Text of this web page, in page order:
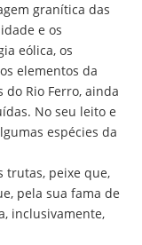
granítica das
e os
eólica, os
elementos da
Rio Ferro, ainda
No seu leito e
espécies da
trutas, peixe que,
pela sua fama de
inclusivamente,